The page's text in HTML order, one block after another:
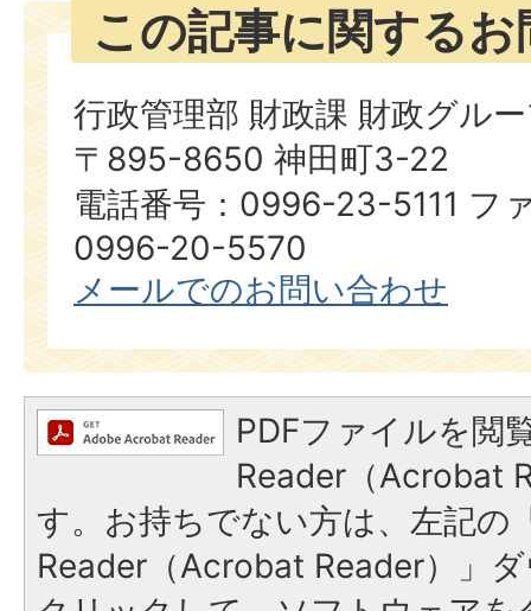
この記事に関する
行政管理部 財政課 財政グル
〒895-8650 神田町3-22
電話番号：0996-23-5111 フ
0996-20-5570
メールでのお問い合わせ
PDFファイルを閲
Reader（Acrobat
す。お持ちでない方は、左記の
Reader（Acrobat Reader）」